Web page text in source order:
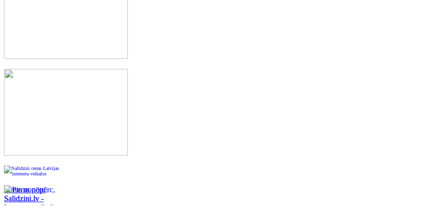
Pirms nopērc,
Salidzini.lv -
Interneta veikali,